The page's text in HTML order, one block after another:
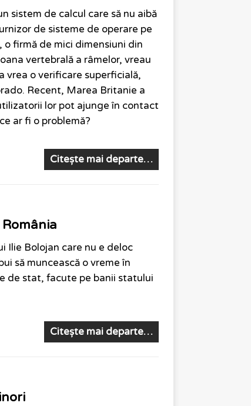
sistem de calcul care să nu aibă
de sisteme de operare pe
o firmă de mici dimensiuni din
vertebrală a râmelor, vreau
vrea o verificare superficială,
Recent, Marea Britanie a
lor pot ajunge în contact
ar fi o problemă?
Citește mai departe…
Ilie Bolojan care nu e deloc
să muncească o vreme în
de stat, facute pe banii statului
Citește mai departe…